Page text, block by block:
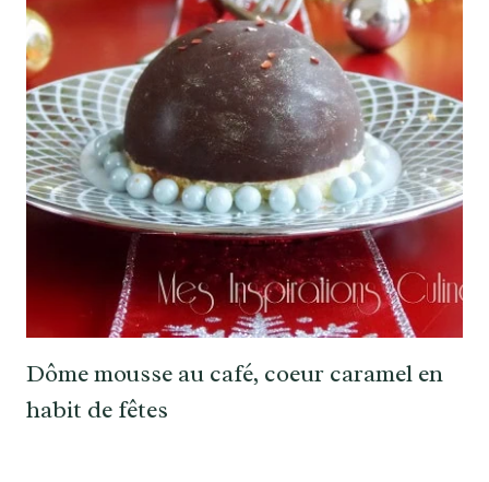
Dôme mousse au café, coeur caramel en
habit de fêtes